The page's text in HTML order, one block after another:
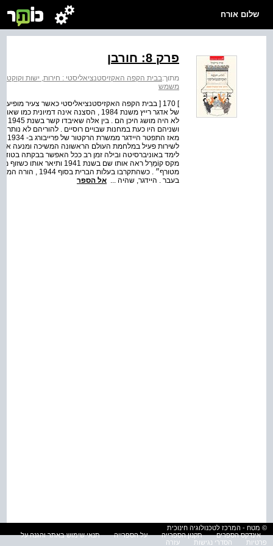
שלום אורח
פרק 8: חורבן
מתוך:בבית הקפה האקזיסטנציאליסטי : חירות, ישות
משמש
] 170 [ בבית הקפה האקזיסטנציאליסטי כאשר צעיר
של אדגר רייץ משנת 1984 , הסצנה אינה
ושניהם היו כעת במחנות שבויים רוסיים . להוריהם לא
לשירות פעיל במלחמת העולם הראשונה המשיכה ומנעה
לימד באוניברסיטה ובילה זמן רב ככל האפשר בבקתה
מטורף״ .
בעבר . היידגר, שהיה ... אל הספר
© מטח - המרכז לטכנולוגיה חינוכית
אינדקס הספרים
תקנון הספרייה על הספרייה
תנאי שימוש באתר והגנה על
פרטיות
הסדרי נגישות עזרה